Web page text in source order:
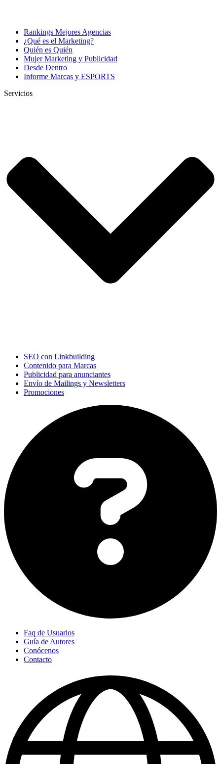
Rankings Mejores Agencias
¿Qué es el Marketing?
Quién es Quién
Mujer Marketing y Publicidad
Desde Dentro
Informe Marcas y ESPORTS
Servicios
SEO con Linkbuilding
Contenido para Marcas
Publicidad para anunciantes
Envío de Mailings y Newsletters
Promociones
Faq de Usuarios
Guía de Autores
Conócenos
Contacto